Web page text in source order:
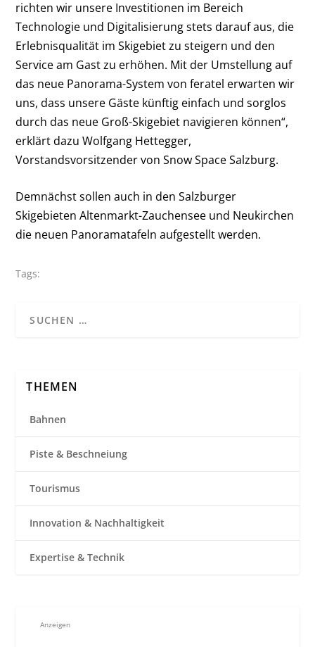
richten wir unsere Investitionen im Bereich
Technologie und Digitalisierung stets darauf aus, die
Erlebnisqualität im Skigebiet zu steigern und den
Service am Gast zu erhöhen. Mit der Umstellung auf
das neue Panorama-System von feratel erwarten wir
uns, dass unsere Gäste künftig einfach und sorglos
durch das neue Groß-Skigebiet navigieren können“,
erklärt dazu Wolfgang Hettegger,
Vorstandsvorsitzender von Snow Space Salzburg.
Demnächst sollen auch in den Salzburger
Skigebieten Altenmarkt-Zauchensee und Neukirchen
die neuen Panoramatafeln aufgestellt werden.
Tags:
THEMEN
Bahnen
Piste & Beschneiung
Tourismus
Innovation & Nachhaltigkeit
Expertise & Technik
Anzeigen